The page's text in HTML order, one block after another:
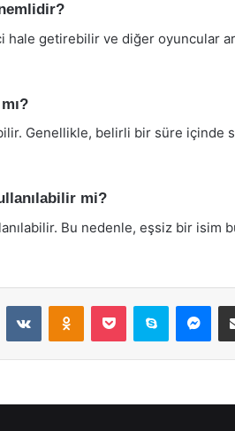
getirebilir ve diğer oyuncular
Genellikle, belirli bir süre içinde
mi?
Bu nedenle, eşsiz bir isim
VKontakteOdnoklassniki
Pocket Skype